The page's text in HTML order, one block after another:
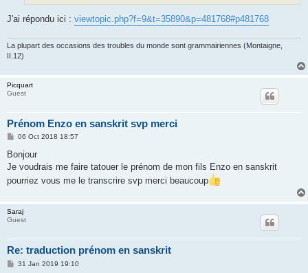
J'ai répondu ici : viewtopic.php?f=9&t=35890&p=481768#p481768
La plupart des occasions des troubles du monde sont grammairiennes (Montaigne,
II.12)
Picquart
Guest
Prénom Enzo en sanskrit svp merci
P
s
06 Oct 2018 18:57
Bonjour
Je voudrais me faire tatouer le prénom de mon fils Enzo en sanskrit
pourriez vous me le transcrire svp merci beaucoup
Saraj
Guest
Re: traduction prénom en sanskrit
P31 Jan 2019 19:10